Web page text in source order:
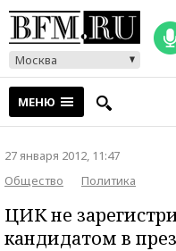
Москва
МЕНЮ
27 января 2012, 11:47
Общество
Политика
ЦИК не
кандидатом в